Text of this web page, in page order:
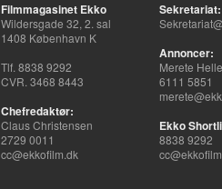
Filmmagasinet Ekko
Wildersgade 32, 2. sal
1408 København K
Tlf. 8838 9292
CVR. 3468 8443
Chefredaktør:
Claus Christensen
2729 0011
cc@ekkofilm.dk
Sekretariat:
Annoncer:
Merete
6111 5851
Ekko
8838 9292